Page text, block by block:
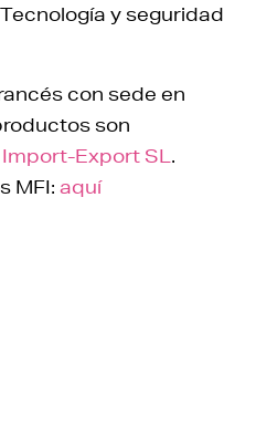
y seguridad
con sede en
son
Import-Export SL .
MFI: aquí